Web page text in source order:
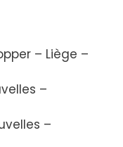
– Liège –
–
–